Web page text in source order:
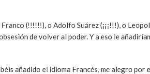
(!!!!!!), o Adolfo Suárez (¡¡¡!!!), o
de volver al poder. Y a eso le
añadido el idioma Francés, me alegro por